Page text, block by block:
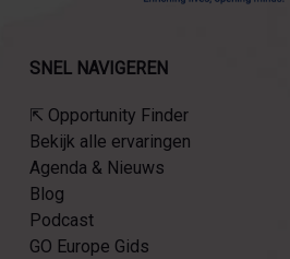
SNEL NAVIGEREN
⇱ Opportunity Finder
Bekijk alle ervaringen
Agenda & Nieuws
Blog
Podcast
GO Europe Gids